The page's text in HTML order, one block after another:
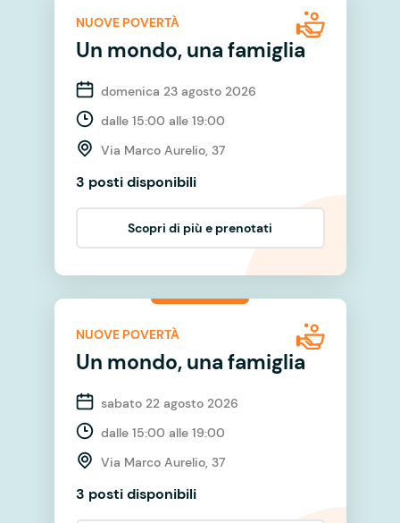
NUOVE POVERTÀ
Un mondo, una famiglia
domenica 23 agosto 2026
dalle 15:00 alle 19:00
Via Marco Aurelio, 37
3 posti disponibili
Scopri di più e prenotati
NUOVE POVERTÀ
Un mondo, una famiglia
sabato 22 agosto 2026
dalle 15:00 alle 19:00
Via Marco Aurelio, 37
3 posti disponibili